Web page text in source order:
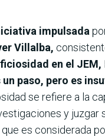
impulsada
Villalba,
en el JEM,
un paso, pero es
se refiere a la
y juzgar
es considerada